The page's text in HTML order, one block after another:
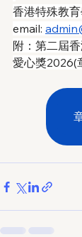
香港特殊教
email:
附：第二屆
愛心獎2026(